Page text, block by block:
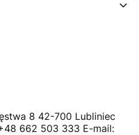
8 42-700 Lubliniec
662 503 333 E-mail: